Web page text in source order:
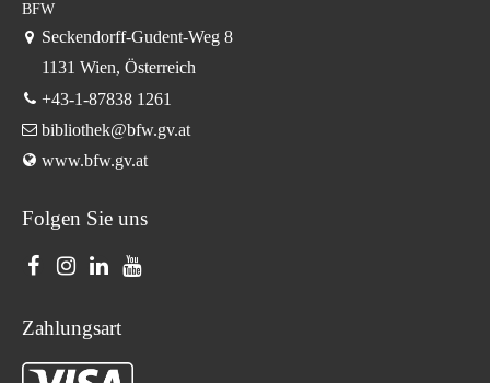
BFW
Seckendorff-Gudent-Weg 8
1131 Wien, Österreich
+43-1-87838 1261
bibliothek@bfw.gv.at
www.bfw.gv.at
Folgen Sie uns
Zahlungsart